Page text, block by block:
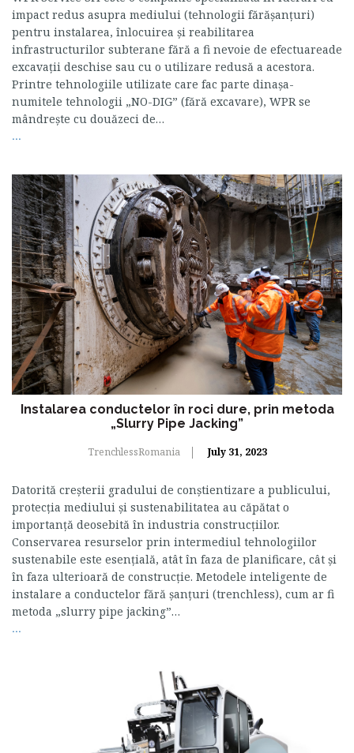
impact redus asupra mediului (tehnologii fărășanțuri)
pentru instalarea, înlocuirea și reabilitarea
infrastructurilor subterane fără a fi nevoie de efectuareade
excavații deschise sau cu o utilizare redusă a acestora.
Printre tehnologiile utilizate care fac parte dinașa-
numitele tehnologii „NO-DIG” (fără excavare), WPR se
mândrește cu douăzeci de…
...
Instalarea conductelor în roci dure, prin metoda
„Slurry Pipe Jacking”
TrenchlessRomania July 31, 2023
Datorită creșterii gradului de conștientizare a publicului,
protecția mediului și sustenabilitatea au căpătat o
importanță deosebită în industria construcțiilor.
Conservarea resurselor prin intermediul tehnologiilor
sustenabile este esențială, atât în faza de planificare, cât și
în faza ulterioară de construcție. Metodele inteligente de
instalare a conductelor fără șanțuri (trenchless), cum ar fi
metoda „slurry pipe jacking”…
...